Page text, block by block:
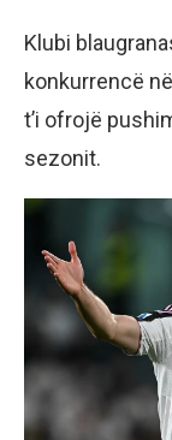
Klubi
konkurrencë
t’i ofrojë
sezonit.